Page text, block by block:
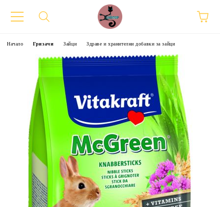
Начало Гризачи Зайци Здраве и хранителни добавки за зайци